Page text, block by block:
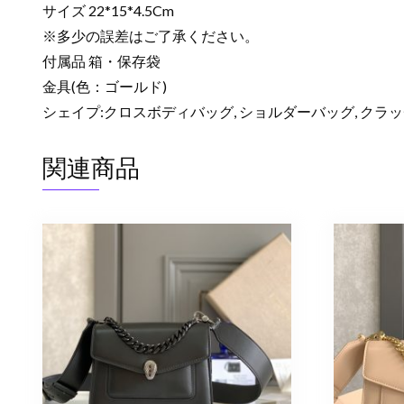
サイズ 22*15*4.5Cm
※多少の誤差はご了承ください。
付属品 箱・保存袋
金具(色：ゴールド)
シェイプ:クロスボディバッグ, ショルダーバッグ, クラ
関連商品